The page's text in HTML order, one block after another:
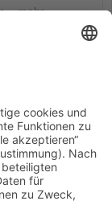
mehr